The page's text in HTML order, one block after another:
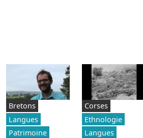
Bretons
Langues
Patrimoine
Corses
Ethnologie
Langues